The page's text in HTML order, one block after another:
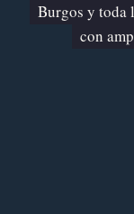
Burgos y toda
con